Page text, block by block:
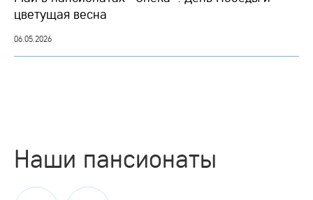
цветущая весна
06.05.2026
Наши пансионаты